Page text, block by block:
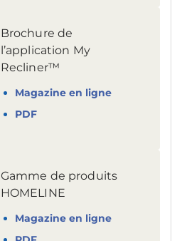
Brochure de
l’application My
Recliner™
Magazine en ligne
PDF
Gamme de produits
HOMELINE
Magazine en ligne